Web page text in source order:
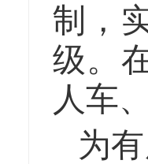
制，
级。
人车
为